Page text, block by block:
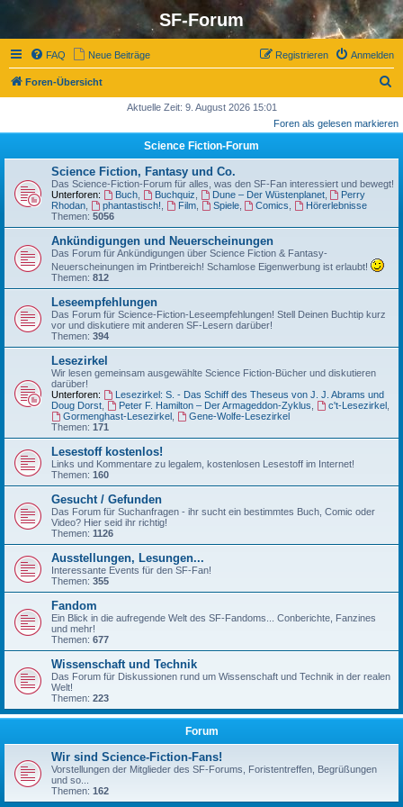
SF-Forum
FAQ Neue Beiträge Anmelden
Registrieren
Foren-Übersicht
c
Aktuelle Zeit: 9. August 2026 15:01
Foren als gelesen markieren
Science Fiction-Forum
Science Fiction, Fantasy und Co.
Das Science-Fiction-Forum für alles, was den SF-Fan interessiert und bewegt!
Unterforen:
Buch, Buchquiz Dune – Der Wüstenplanet,
Perry
Rhodan
phantastisch! Film, Spiele, Comics
Hörerlebnisse
Themen: 5056
Ankündigungen und Neuerscheinungen
Das Forum für Ankündigungen über Science Fiction & Fantasy-
Neuerscheinungen im Printbereich! Schamlose Eigenwerbung ist erlaubt!
Themen: 812
Leseempfehlungen
Das Forum für Science-Fiction-Leseempfehlungen! Stell Deinen Buchtip kurz
vor und diskutiere mit anderen SF-Lesern darüber!
Themen: 394
Lesezirkel
Wir lesen gemeinsam ausgewählte Science Fiction-Bücher und diskutieren
darüber!
Unterforen:
Lesezirkel: S. - Das Schiff des Theseus von J. J. Abrams und
Doug Dorst
Peter F. Hamilton – Der Armageddon-Zyklus c't-Lesezirkel,
Gormenghast-Lesezirkel,
Gene-Wolfe-Lesezirkel
Themen: 171
Lesestoff kostenlos!
Links und Kommentare zu legalem, kostenlosen Lesestoff im Internet!
Themen: 160
Gesucht / Gefunden
Das Forum für Suchanfragen - ihr sucht ein bestimmtes Buch, Comic oder
Video? Hier seid ihr richtig!
Themen: 1126
Ausstellungen, Lesungen...
Interessante Events für den SF-Fan!
Themen: 355
Fandom
Ein Blick in die aufregende Welt des SF-Fandoms... Conberichte, Fanzines
und mehr!
Themen: 677
Wissenschaft und Technik
Das Forum für Diskussionen rund um Wissenschaft und Technik in der realen
Welt!
Themen: 223
Forum
Wir sind Science-Fiction-Fans!
Vorstellungen der Mitglieder des SF-Forums, Foristentreffen, Begrüßungen
und so...
Themen: 162